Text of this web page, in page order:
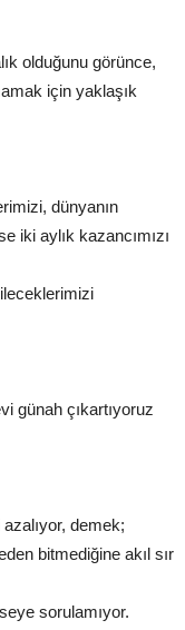
olduğunu görünce,
için yaklaşık
dünyanın
iki aylık kazancımızı
günah çıkartıyoruz
demek;
bitmediğine akıl sır
sorulamıyor.